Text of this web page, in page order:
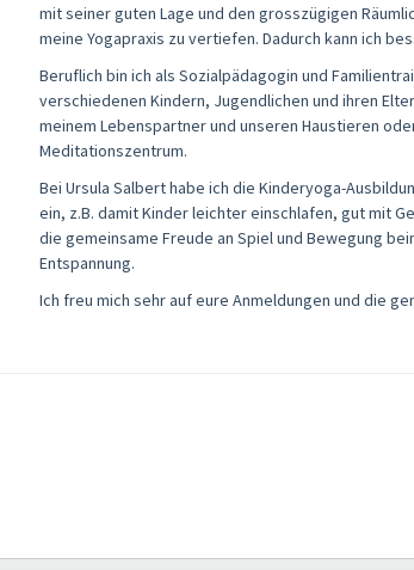
mit seiner guten Lage und den grosszügigen
meine Yogapraxis zu vertiefen. Dadurch kann ich
Beruflich bin ich als Sozialpädagogin und
verschiedenen Kindern, Jugendlichen und ihren
meinem Lebenspartner und unseren Haustieren
Meditationszentrum.
Bei Ursula Salbert habe ich die Kinderyoga-
ein, z.B. damit Kinder leichter einschlafen, gut mit
die gemeinsame Freude an Spiel und Bewegung
Entspannung.
Ich freu mich sehr auf eure Anmeldungen und die